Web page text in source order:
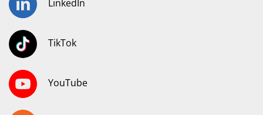
LinkedIn
TikTok
YouTube